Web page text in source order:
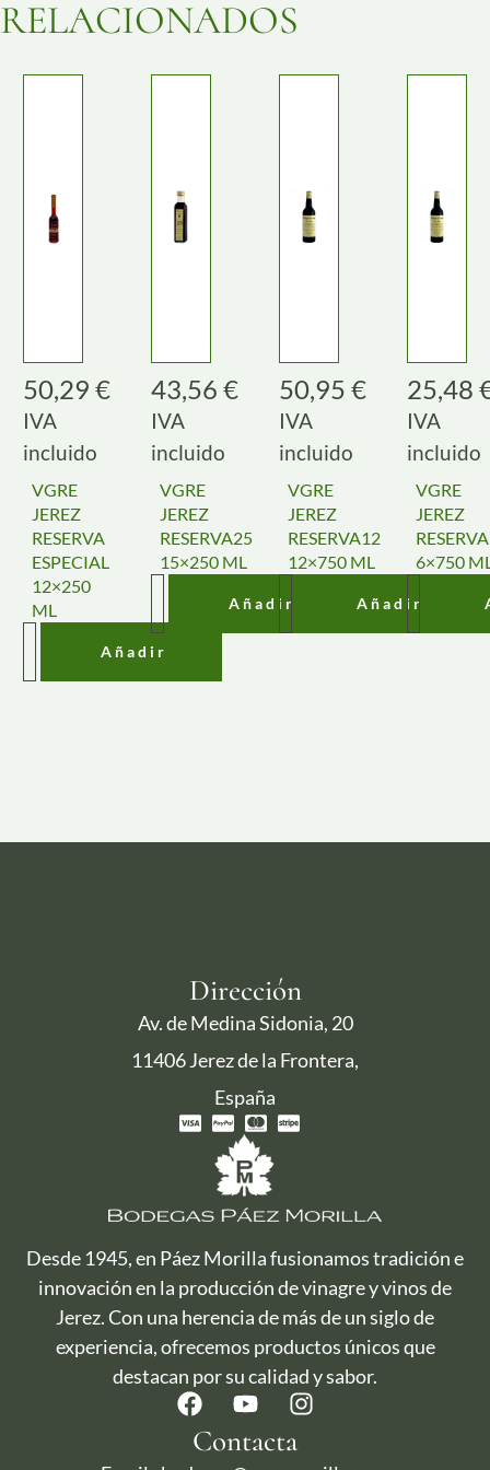
RELACIONADOS
50,29 €
IVA
incluido
VGRE
JEREZ
RESERVA
ESPECIAL
12×250
ML
Añadir
43,56 €
IVA
incluido
VGRE
JEREZ
RESERVA25
15×250 ML
Añadir
50,95 €
IVA
incluido
VGRE
JEREZ
RESERVA12
12×750 ML
Añadir
25,48
IVA
incluido
VGRE
JEREZ
6×750
Dirección
Av. de Medina Sidonia, 20
11406 Jerez de la Frontera,
España
Desde 1945, en Páez Morilla fusionamos tradición e
innovación en la producción de vinagre y vinos de
Jerez. Con una herencia de más de un siglo de
experiencia, ofrecemos productos únicos que
destacan por su calidad y sabor.
Contacta